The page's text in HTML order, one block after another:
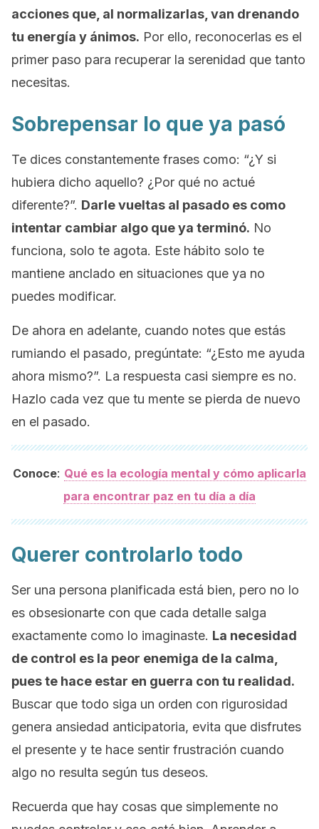
acciones que, al normalizarlas, van drenando
tu energía y ánimos. Por ello, reconocerlas es el
primer paso para recuperar la serenidad que tanto
necesitas.
Sobrepensar lo que ya pasó
Te dices constantemente frases como: “¿Y si
hubiera dicho aquello? ¿Por qué no actué
diferente?”. Darle vueltas al pasado es como
intentar cambiar algo que ya terminó. No
funciona, solo te agota. Este hábito solo te
mantiene anclado en situaciones que ya no
puedes modificar.
De ahora en adelante, cuando notes que estás
rumiando el pasado, pregúntate: “¿Esto me ayuda
ahora mismo?”. La respuesta casi siempre es no.
Hazlo cada vez que tu mente se pierda de nuevo
en el pasado.
Conoce: Qué es la ecología mental y cómo aplicarla
para encontrar paz en tu día a día
Querer controlarlo todo
Ser una persona planificada está bien, pero no lo
es obsesionarte con que cada detalle salga
exactamente como lo imaginaste. La necesidad
de control es la peor enemiga de la calma,
pues te hace estar en guerra con tu realidad.
Buscar que todo siga un orden con rigurosidad
genera ansiedad anticipatoria, evita que disfrutes
el presente y te hace sentir frustración cuando
algo no resulta según tus deseos.
Recuerda que hay cosas que simplemente no